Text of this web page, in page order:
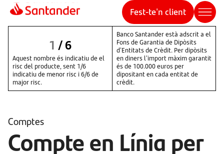
Fest-te'n client
1 /6
Aquest nombre és indicatiu de el
risc del producte, sent 1/6
indicatiu de menor risc i 6/6 de
major risc.
Banco Santander està adscrit a el
Fons de Garantia de Dipòsits
d'Entitats de Crèdit. Per dipòsits
en diners l'import màxim garantit
és de 100.000 euros per
dipositant en cada entitat de
crèdit.
Comptes
Compte en Línia per